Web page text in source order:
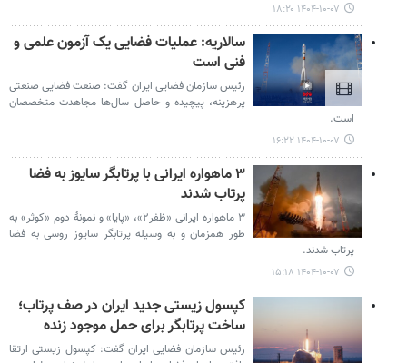
۱۴۰۴-۱۰-۰۷ ۱۸:۲۰
سالاریه: عملیات فضایی یک آزمون علمی و
فنی است
رئیس سازمان فضایی ایران گفت: صنعت فضایی صنعتی
پرهزینه، پیچیده و حاصل سال‌ها مجاهدت متخصصان
است.
۱۴۰۴-۱۰-۰۷ ۱۶:۲۲
۳ ماهواره ایرانی با پرتابگر سایوز به فضا
پرتاب شدند
۳ ماهواره ایرانی «ظفر۲»، «پایا» و نمونۀ دوم «کوثر» به
طور همزمان و به وسیله پرتابگر سایوز روسی به فضا
پرتاب شدند.
۱۴۰۴-۱۰-۰۷ ۱۵:۱۸
کپسول زیستی جدید ایران در صف پرتاب؛
ساخت پرتابگر برای حمل موجود زنده
رئیس سازمان فضایی ایران گفت: کپسول زیستی ارتقا